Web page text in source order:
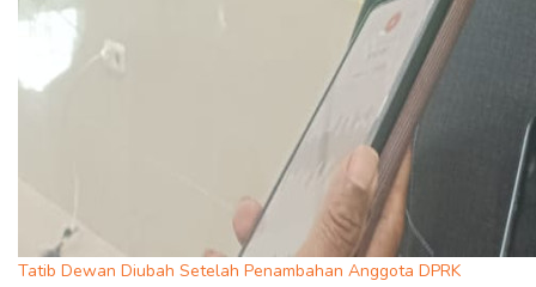
Tatib Dewan Diubah Setelah Penambahan Anggota DPRK